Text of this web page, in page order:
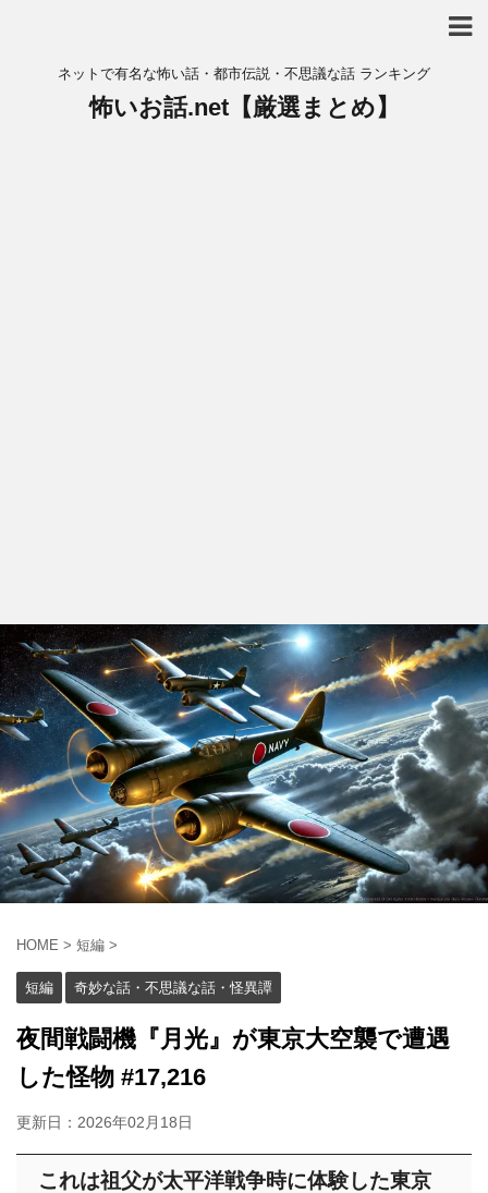
ネットで有名な怖い話・都市伝説・不思議な話 ランキング
怖いお話.net【厳選まとめ】
HOME > 短編 >
短編 奇妙な話・不思議な話・怪異譚
夜間戦闘機『月光』が東京大空襲で遭遇
した怪物 #17,216
更新日： 2026年02月18日
これは祖父が太平洋戦争時に体験した東京